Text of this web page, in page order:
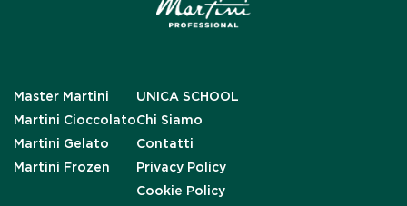
Master Martini
Martini Cioccolato
Martini Gelato
Martini Frozen
UNICA SCHOOL
Chi Siamo
Contatti
Privacy Policy
Cookie Policy